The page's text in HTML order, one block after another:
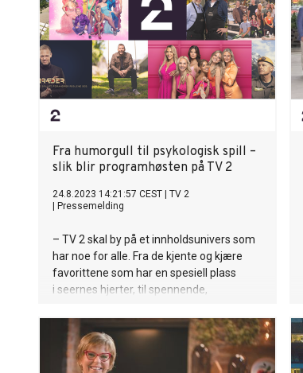
Fra humorgull til psykologisk spill –
slik blir programhøsten på TV 2
24.8.2023 14:21:57 CEST
TV 2
Pressemelding
– TV 2 skal by på et innholdsunivers som
har noe for alle. Fra de kjente og kjære
favorittene som har en spesiell plass
i seernes hjerter, til spennende,
T. Sandnes på mediehusets høstlansering
i Bergen torsdag.